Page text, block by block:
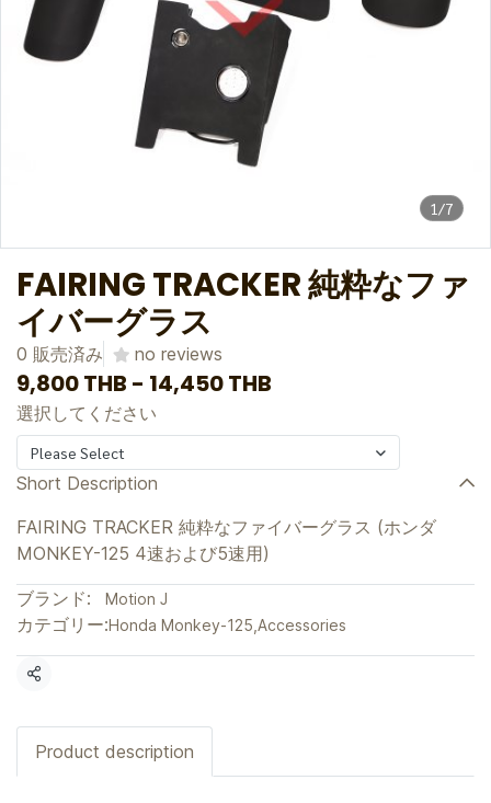
1/7
FAIRING TRACKER 純粋なファ
イバーグラス
0 販売済み no reviews
9,800 THB - 14,450 THB
選択してください
Please Select
Short Description
FAIRING TRACKER 純粋なファイバーグラス (ホンダ
MONKEY-125 4速および5速用)
ブランド: Motion J
カテゴリー:Honda Monkey-125 Accessories
共有
Product description